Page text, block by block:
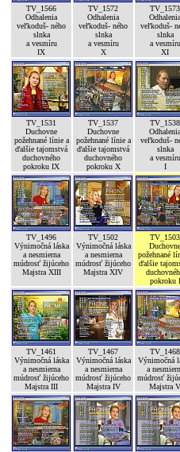
TV_1566
Odhalenia
veľkoduš- ného
slnka
a vesmíru
IX
TV_1572
Odhalenia
veľkoduš- ného
slnka
a vesmíru
X
TV_1573
Odhalenia
veľkoduš-
slnka
a vesmíru
XI
TV_1531
Duchovne
požehnané línie a
ďalšie tajomstvá
duchovného
pokroku IX
TV_1537
Duchovne
požehnané línie a
ďalšie tajomstvá
duchovného
pokroku X
TV_1538
Odhalenia
veľkoduš-
slnka
a vesmíru
I
TV_1496
Výnimočná láska
a nesmierna
múdrosť žijúceho
Majstra XIII
TV_1502
Výnimočná láska
a nesmierna
múdrosť žijúceho
Majstra XIV
TV_1503
Duchovne
požehnané
ďalšie
pokroku I
TV_1461
Výnimočná láska
a nesmierna
múdrosť žijúceho
Majstra III
TV_1467
Výnimočná láska
a nesmierna
múdrosť žijúceho
Majstra IV
TV_1468
Výnimočná
a
múdrosť
Majstra V